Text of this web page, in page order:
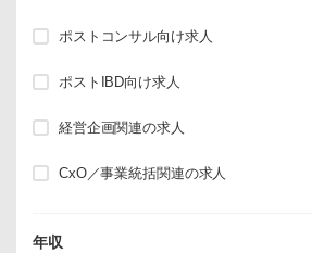
ポストコンサル向け求人
ポストIBD向け求人
経営企画関連の求人
CxO／事業統括関連の求人
年収